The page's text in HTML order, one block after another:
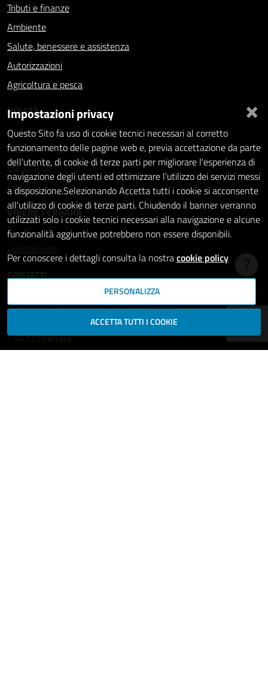
Tributi e finanze
Ambiente
Salute, benessere e assistenza
Autorizzazioni
Agricoltura e pesca
NOVITÀ
Notizie
Comunicati
Avvisi
VIVERE FERRARA
Luoghi
Eventi
CONTATTI
Comune di Ferrara
Piazza del Municipio, 2
- 44121 Ferrara
Codice fiscale: 00297110389
×
Impostazioni privacy
Questo Sito fa uso di cookie tecnici necessari al corretto
funzionamento delle pagine web e, previa accettazione da parte
dell'utente, di cookie di terze parti per migliorare l'esperienza di
navigazione degli utenti ed ottimizzare l'utilizzo dei servizi messi
a disposizione.Selezionando Accetta tutti i cookie si acconsente
all'utilizzo di cookie di terze parti. Chiudendo il banner verranno
utilizzati solo i cookie tecnici necessari alla navigazione e alcune
funzionalità aggiuntive potrebbero non essere disponibili.
Per conoscere i dettagli consulta la nostracookie policy
PERSONALIZZA
ACCETTA TUTTI I COOKIE
Hai